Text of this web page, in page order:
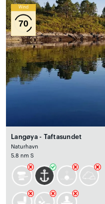
Wind
70
Langøya - Taftasundet
Naturhavn
5.8 nm S